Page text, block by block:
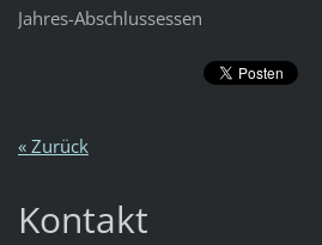
Jahres-Abschlussessen
« Zurück
Kontakt